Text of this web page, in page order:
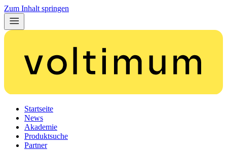
Zum Inhalt springen
Startseite
News
Akademie
Produktsuche
Partner